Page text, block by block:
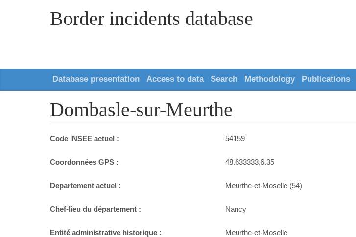
Border incidents database
Database presentation Access to data Search Methodology Publications
Dombasle-sur-Meurthe
Code INSEE actuel : 54159
Coordonnées GPS : 48.633333,6.35
Departement actuel : Meurthe-et-Moselle (54)
Chef-lieu du département : Nancy
Entité administrative historique : Meurthe-et-Moselle